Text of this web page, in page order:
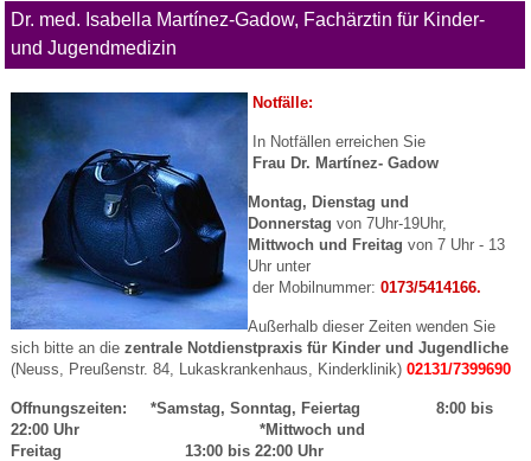
Dr. med. Isabella Martínez-Gadow, Fachärztin für Kinder-
und Jugendmedizin
Notfälle:
In Notfällen erreichen Sie
Frau Dr. Martínez- Gadow
Montag, Dienstag und
Donnerstag von 7Uhr-19Uhr,
Mittwoch und Freitag von 7 Uhr - 13
Uhr unter
der Mobilnummer: 0173/5414166.
Außerhalb dieser Zeiten wenden Sie
sich bitte an die zentrale Notdienstpraxis für Kinder und Jugendliche
(Neuss, Preußenstr. 84, Lukaskrankenhaus, Kinderklinik) 02131/7399690
Offnungszeiten: *Samstag, Sonntag, Feiertag 8:00 bis
22:00 Uhr *Mittwoch und
Freitag 13:00 bis 22:00 Uhr